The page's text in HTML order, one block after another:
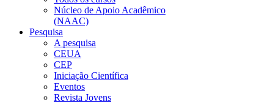
Núcleo de Apoio Acadêmico
(NAAC)
Pesquisa
A pesquisa
CEUA
CEP
Iniciação Científica
Eventos
Revista Jovens